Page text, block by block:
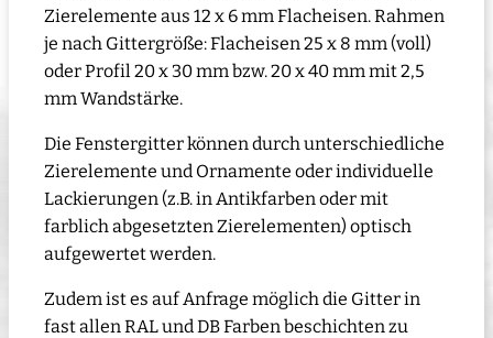
Zierelemente aus 12 x 6 mm Flacheisen. Rahmen
je nach Gittergröße: Flacheisen 25 x 8 mm (voll)
oder Profil 20 x 30 mm bzw. 20 x 40 mm mit 2,5
mm Wandstärke.
Die Fenstergitter können durch unterschiedliche
Zierelemente und Ornamente oder individuelle
Lackierungen (z.B. in Antikfarben oder mit
farblich abgesetzten Zierelementen) optisch
aufgewertet werden.
Zudem ist es auf Anfrage möglich die Gitter in
fast allen RAL und DB Farben beschichten zu